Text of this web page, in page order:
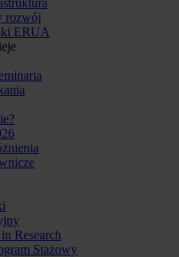
rozwój
ERUA
Research
Stażowy